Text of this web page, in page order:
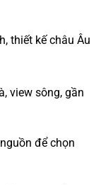
thiết kế châu Âu
view sông, gần
để chọn